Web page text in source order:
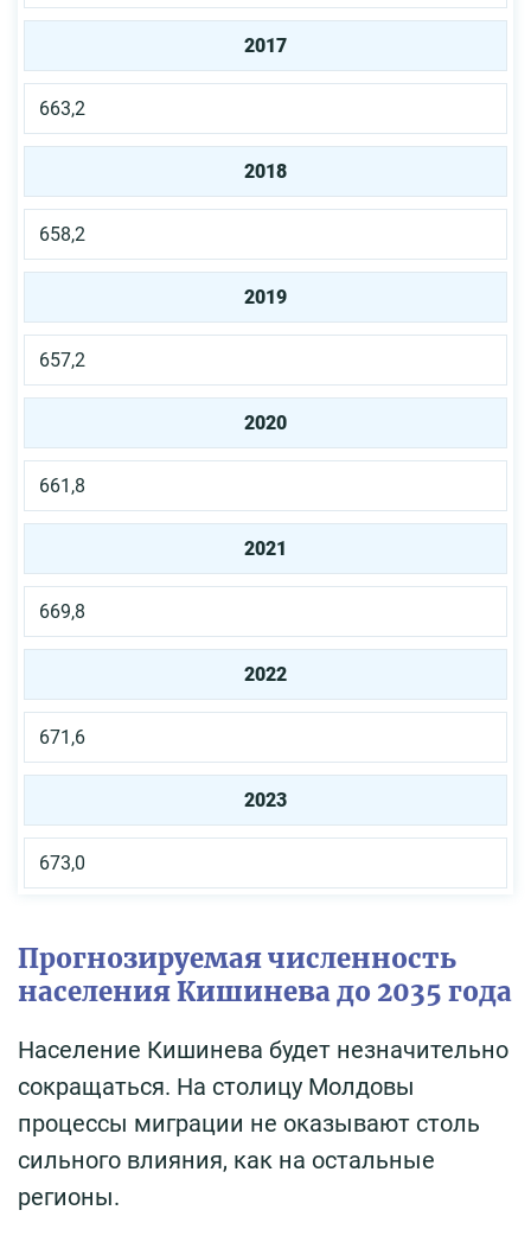
2017
663,2
2018
658,2
2019
657,2
2020
661,8
2021
669,8
2022
671,6
2023
673,0
Прогнозируемая численность
населения Кишинева до 2035 года
Население Кишинева будет незначительно
сокращаться. На столицу Молдовы
процессы миграции не оказывают столь
сильного влияния, как на остальные
регионы.